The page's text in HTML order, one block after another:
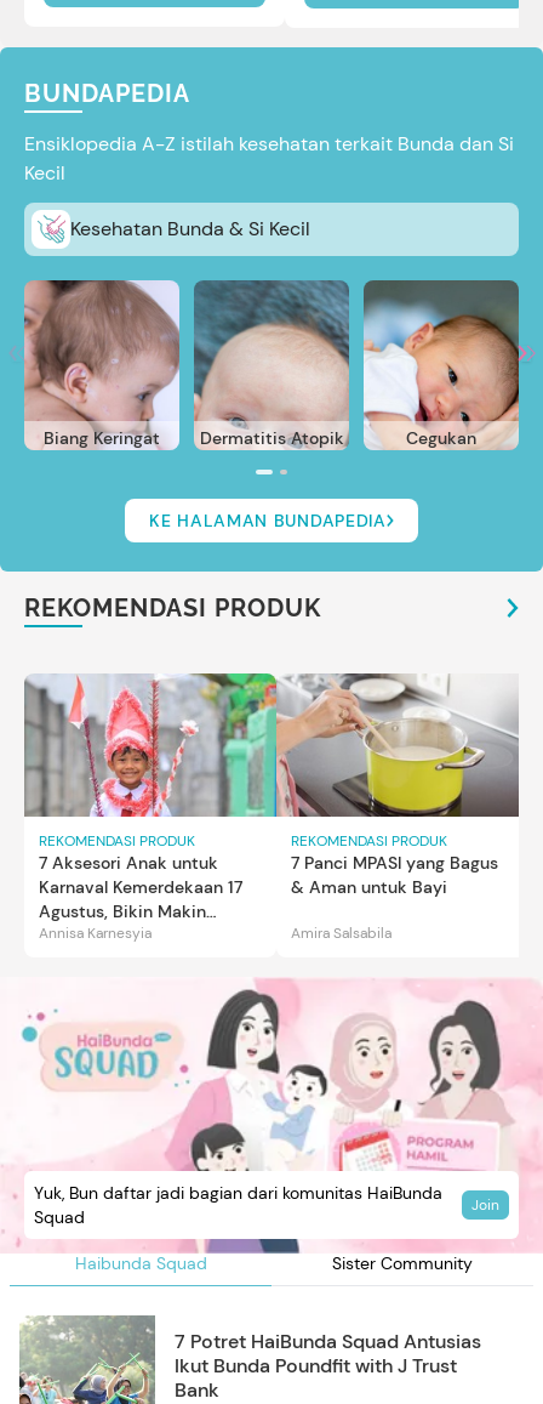
BUNDAPEDIA
Ensiklopedia A-Z istilah kesehatan terkait Bunda dan Si
Kecil
Kesehatan Bunda & Si Kecil
Biang Keringat Dermatitis Atopik Cegukan
KE HALAMAN BUNDAPEDIA
REKOMENDASI PRODUK
REKOMENDASI PRODUK
7 Aksesori Anak untuk
Karnaval Kemerdekaan 17
Agustus, Bikin Makin
Gemas
Annisa Karnesyia
REKOMENDASI PRODUK
7 Panci MPASI yang Bagus
& Aman untuk Bayi
Amira Salsabila
Haibunda Squad Sister Community
Yuk, Bun daftar jadi bagian dari komunitas HaiBunda
Squad
Join
7 Potret HaiBunda Squad Antusias
Ikut Bunda Poundfit with J Trust
Bank